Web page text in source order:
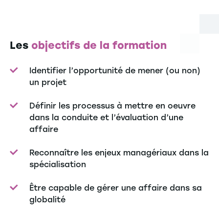
Les objectifs de la formation
Identifier l’opportunité de mener (ou non)
un projet
Définir les processus à mettre en oeuvre
dans la conduite et l’évaluation d’une
affaire
Reconnaître les enjeux managériaux dans la
spécialisation
Être capable de gérer une affaire dans sa
globalité